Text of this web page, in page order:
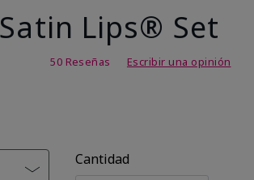
Lips® Set
50 Reseñas Escribir una opinión
Cantidad